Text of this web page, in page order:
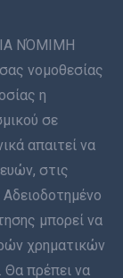
ΝΌΜΙΜΗ
νομοθεσίας
η
σε
απαιτεί να
στις
μπορεί να
χρηματικών
πρέπει να